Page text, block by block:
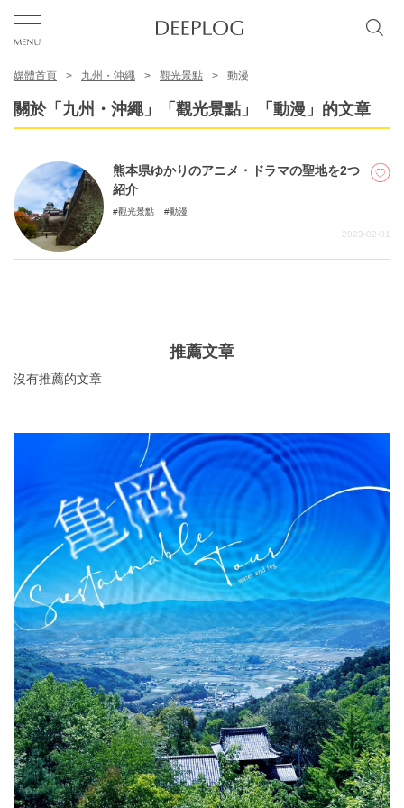
區域
特色主題
隐私政策
聯系我們
網站營運企業
招募旅遊作家
媒體首頁 九州・沖繩 觀光景點 動漫
關於「九州・沖繩」「觀光景點」「動漫」的文章
熊本県ゆかりのアニメ・ドラマの聖地を2つ
紹介
觀光景點 動漫
2023-02-01
推薦文章
沒有推薦的文章